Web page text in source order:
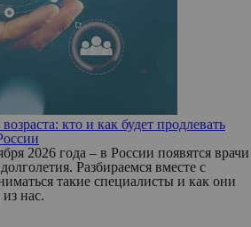
кто и как будет продлевать
2026 года – в России появятся врачи
Разбираемся вместе с
такие специалисты и как они
нас.